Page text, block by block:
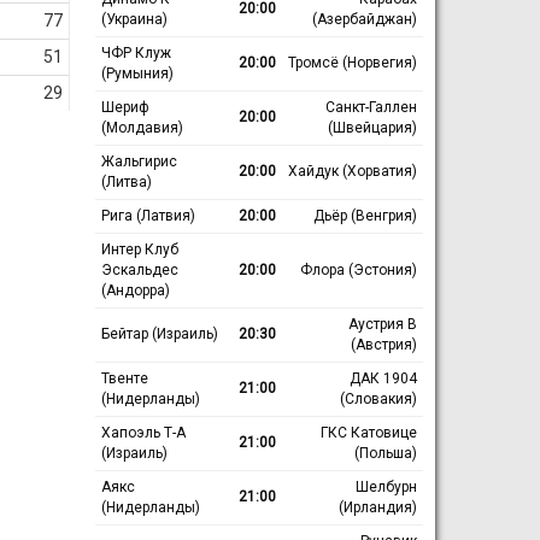
77
51
29
(Украина)
20:00
(Азербайджан)
ЧФР Клуж
(Румыния)
20:00 Тромсё (Норвегия)
Шериф
(Молдавия)
20:00
Санкт-Галлен
(Швейцария)
Жальгирис
(Литва)
20:00 Хайдук (Хорватия)
Рига (Латвия) 20:00
Дьёр (Венгрия)
Интер Клуб
Эскальдес
(Андорра)
20:00 Флора (Эстония)
Бейтар (Израиль) 20:30
Аустрия В
(Австрия)
Твенте
(Нидерланды)
21:00
ДАК 1904
(Словакия)
Хапоэль Т-А
(Израиль)
21:00
ГКС Катовице
(Польша)
Аякс
(Нидерланды)
21:00
Шелбурн
(Ирландия)